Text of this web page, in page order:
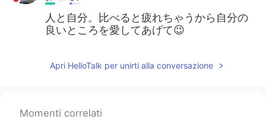
人と自分。比べると疲れちゃうから自分の
良いところを愛してあげて😉
Apri HelloTalk per unirti alla conversazione
Momenti correlati